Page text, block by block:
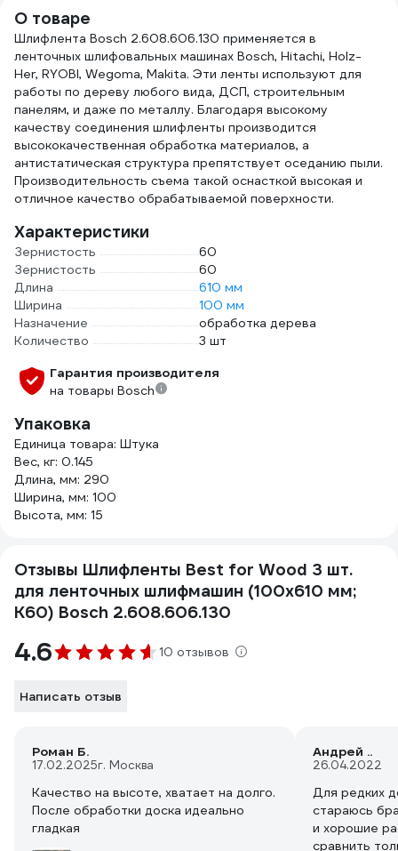
О товаре
Шлифлента Bosch 2.608.606.130 применяется в
ленточных шлифовальных машинах Bosch, Hitachi, Holz-
Her, RYOBI, Wegoma, Makita. Эти ленты используют для
работы по дереву любого вида, ДСП, строительным
панелям, и даже по металлу. Благодаря высокому
качеству соединения шлифленты производится
высококачественная обработка материалов, а
антистатическая структура препятствует оседанию пыли.
Производительность съема такой оснасткой высокая и
отличное качество обрабатываемой поверхности.
Характеристики
Зернистость
60
Зернистость
60
Длина
610 мм
Ширина
100 мм
Назначение
обработка дерева
Количество
3 шт
Гарантия производителя
на товары Bosch
Упаковка
Единица товара: Штука
Вес, кг: 0.145
Длина, мм: 290
Ширина, мм: 100
Высота, мм: 15
Отзывы Шлифленты Best for Wood 3 шт.
для ленточных шлифмашин (100х610 мм;
К60) Bosch 2.608.606.130
4.6 10 отзывов
Написать отзыв
Роман Б.
17.02.2025г. Москва
Качество на высоте, хватает на долго.
После обработки доска идеально
гладкая
Aндрей ..
26.04.2022
Для редких
стараюсь
и хорошие
сравнить